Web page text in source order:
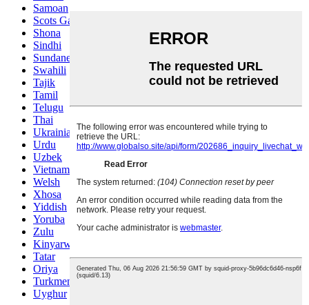
Samoan
Scots Gaelic
Shona
Sindhi
Sundanese
Swahili
Tajik
Tamil
Telugu
Thai
Ukrainian
Urdu
Uzbek
Vietnamese
Welsh
Xhosa
Yiddish
Yoruba
Zulu
Kinyarwanda
Tatar
Oriya
Turkmen
Uyghur